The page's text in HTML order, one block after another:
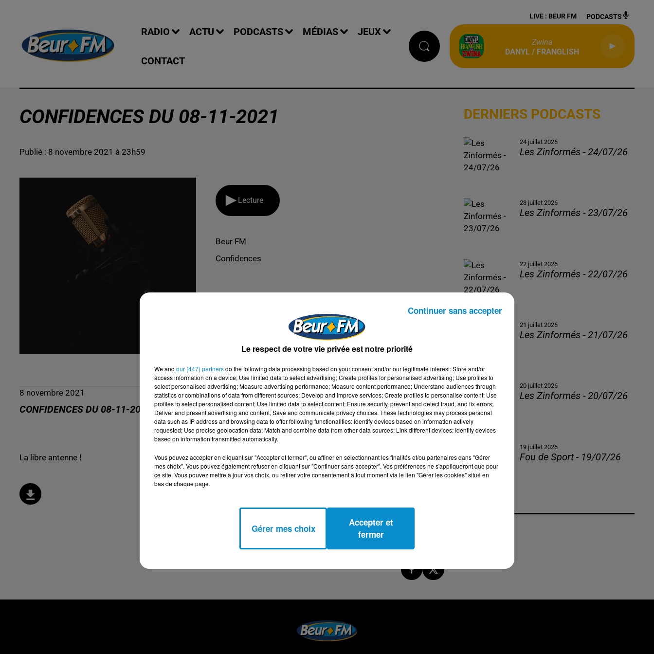
RADIO ACTU PODCASTS MÉDIAS JEUX
CONTACT
LIVE : BEUR FM PODCASTS
Zwina
DANYL / FRANGLISH
CONFIDENCES DU 08-11-2021
Publié : 8 novembre 2021 à 23h59
Lecture
Beur FM
Confidences
8 novembre 2021
CONFIDENCES DU 08-11-2021
La libre antenne !
DERNIERS PODCASTS
24 juillet 2026
Les Zinformés - 24/07/26
23 juillet 2026
Les Zinformés - 23/07/26
22 juillet 2026
Les Zinformés - 22/07/26
21 juillet 2026
Les Zinformés - 21/07/26
20 juillet 2026
Les Zinformés - 20/07/26
19 juillet 2026
Fou de Sport - 19/07/26
Le respect de votre vie privée est notre priorité
We and our (447) partnersdo the following data processing based on your consent and/or our legitimate interest: Store and/or
access information on a device; Use limited data to select advertising; Create profiles for personalised advertising; Use profiles to
select personalised advertising; Measure advertising performance; Measure content performance; Understand audiences through
statistics or combinations of data from different sources; Develop and improve services; Create profiles to personalise content; Use
profiles to select personalised content; Use limited data to select content; Ensure security, prevent and detect fraud, and fix errors;
Deliver and present advertising and content; Save and communicate privacy choices. These technologies may process personal
data such as IP address and browsing data to offer following functionalities: Identify devices based on information actively
requested; Use precise geolocation data; Match and combine data from other data sources; Link different devices; Identify devices
based on information transmitted automatically.
Vous pouvez accepter en cliquant sur "Accepter et fermer", ou affiner en sélectionnant les finalités et/ou partenaires dans "Gérer
mes choix". Vous pouvez également refuser en cliquant sur "Continuer sans accepter". Vos préférences ne s'appliqueront que pour
ce site. Vous pouvez mettre à jour vos choix, ou retirer votre consentement à tout moment via le lien "Gérer les cookies" situé en
bas de chaque page.
Gérer mes choix
Accepter et
fermer
Continuer sans accepter